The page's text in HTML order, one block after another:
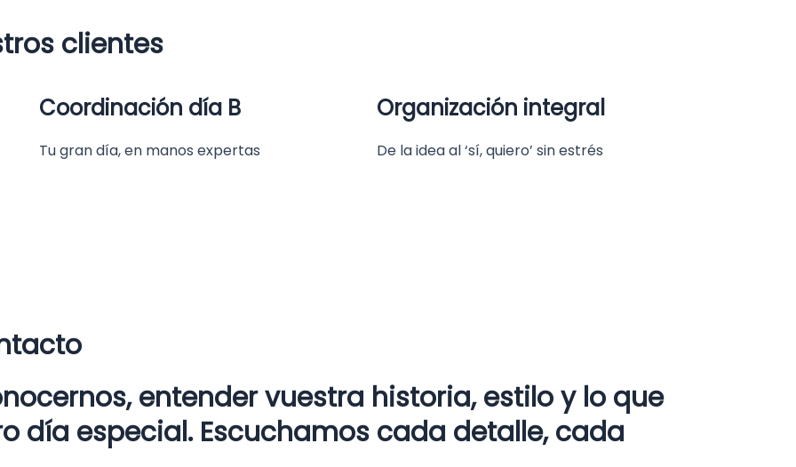
clientes
Coordinación día B
Tu gran día, en manos expertas
Organización integral
De la idea al ‘sí, quiero’ sin estrés
entender vuestra historia, estilo y lo que
día especial. Escuchamos cada detalle, cada